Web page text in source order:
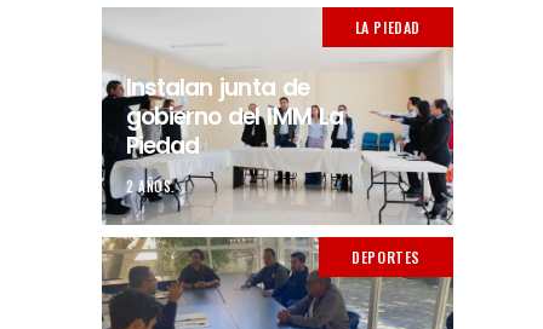
LA PIEDAD
Instalan junta de
gobierno del IMM La
Piedad
2 AÑOS.
DEPORTES